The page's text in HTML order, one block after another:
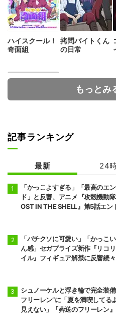
ハイスクール！
奇面組
拷問バイトくん
の日常
もっとみ
記事ランキング
最新 24
「かっこよすぎる」「最高のエ
ド」と反響、アニメ『攻殻機動
OST IN THE SHELL』第5話エン
「バチクソに可愛い」「かっこ
ん感」セガプライズ新作『リコ
イル』フィギュア解禁に反響続々
シュノーケルと浮き輪で完全装
フリーレン”に「夏を満喫してる
見えない」『葬送のフリーレン』